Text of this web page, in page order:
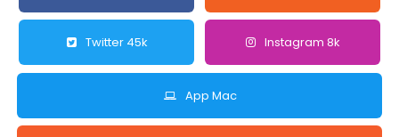
Twitter 45k Instagram 8k
App Mac